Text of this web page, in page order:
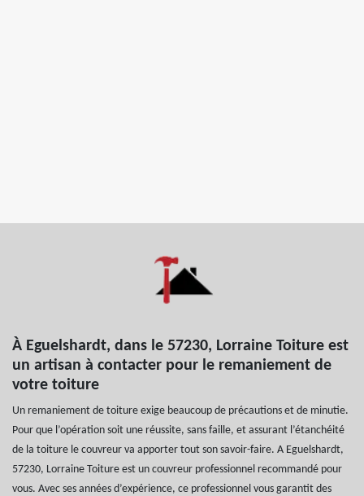
À Eguelshardt, dans le 57230, Lorraine Toiture est
un artisan à contacter pour le remaniement de
votre toiture
Un remaniement de toiture exige beaucoup de précautions et de minutie.
Pour que l’opération soit une réussite, sans faille, et assurant l’étanchéité
de la toiture le couvreur va apporter tout son savoir-faire. A Eguelshardt,
57230, Lorraine Toiture est un couvreur professionnel recommandé pour
vous. Avec ses années d’expérience, ce professionnel vous garantit des